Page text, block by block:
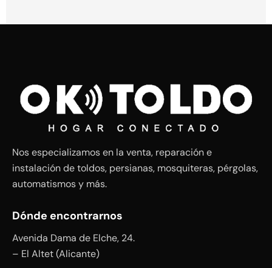
Nos especializamos en la venta, reparación e
instalación de toldos, persianas, mosquiteras, pérgolas,
automatismos y más.
Dónde encontrarnos
Avenida Dama de Elche, 24.
– El Altet (Alicante)